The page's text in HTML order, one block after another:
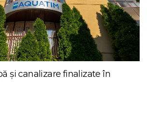
și canalizare finalizate în